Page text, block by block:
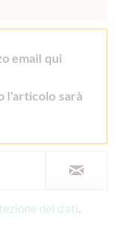
email qui
l'articolo sarà
dei dati.